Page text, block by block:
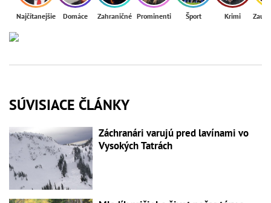
Najčítanejšie Domáce Zahraničné Prominenti Šport Krimi
SÚVISIACE ČLÁNKY
Záchranári varujú pred lavínami vo
Vysokých Tatrách